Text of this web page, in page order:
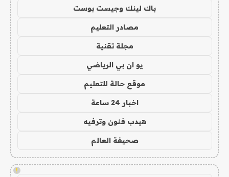
باك لينك وجيست بوست
مصادر التعليم
مجلة تقنية
يو ان بي الرياضي
موقع حالة للتعليم
اخبار 24 ساعة
هيدب فنون وترفيه
صحيفة العالم
!